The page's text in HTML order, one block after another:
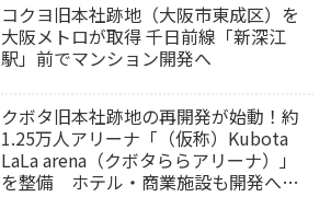
コクヨ旧本社跡地（大阪市東成区）を
大阪メトロが取得 千日前線「新深江
駅」前でマンション開発へ
クボタ旧本社跡地の再開発が始動！約
1.25万人アリーナ「（仮称）Kubota
LaLa arena（クボタららアリーナ）」
を整備 ホテル・商業施設も開発へ